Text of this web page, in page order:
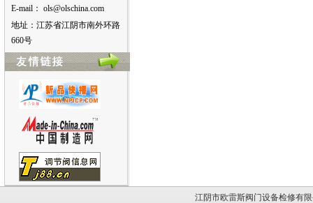
E-mail： moc.anihcslo@slo
地址：江苏省江阴市南外环路
660号
江阴市欧雷斯阀门设备检修有限